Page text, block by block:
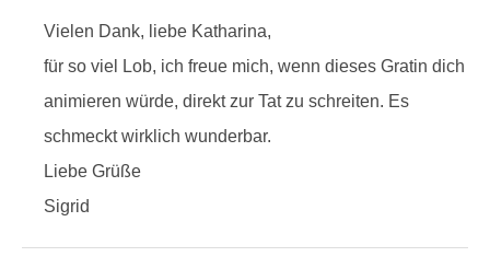
Vielen Dank, liebe Katharina,
für so viel Lob, ich freue mich, wenn dieses Gratin dich
animieren würde, direkt zur Tat zu schreiten. Es
schmeckt wirklich wunderbar.
Liebe Grüße
Sigrid